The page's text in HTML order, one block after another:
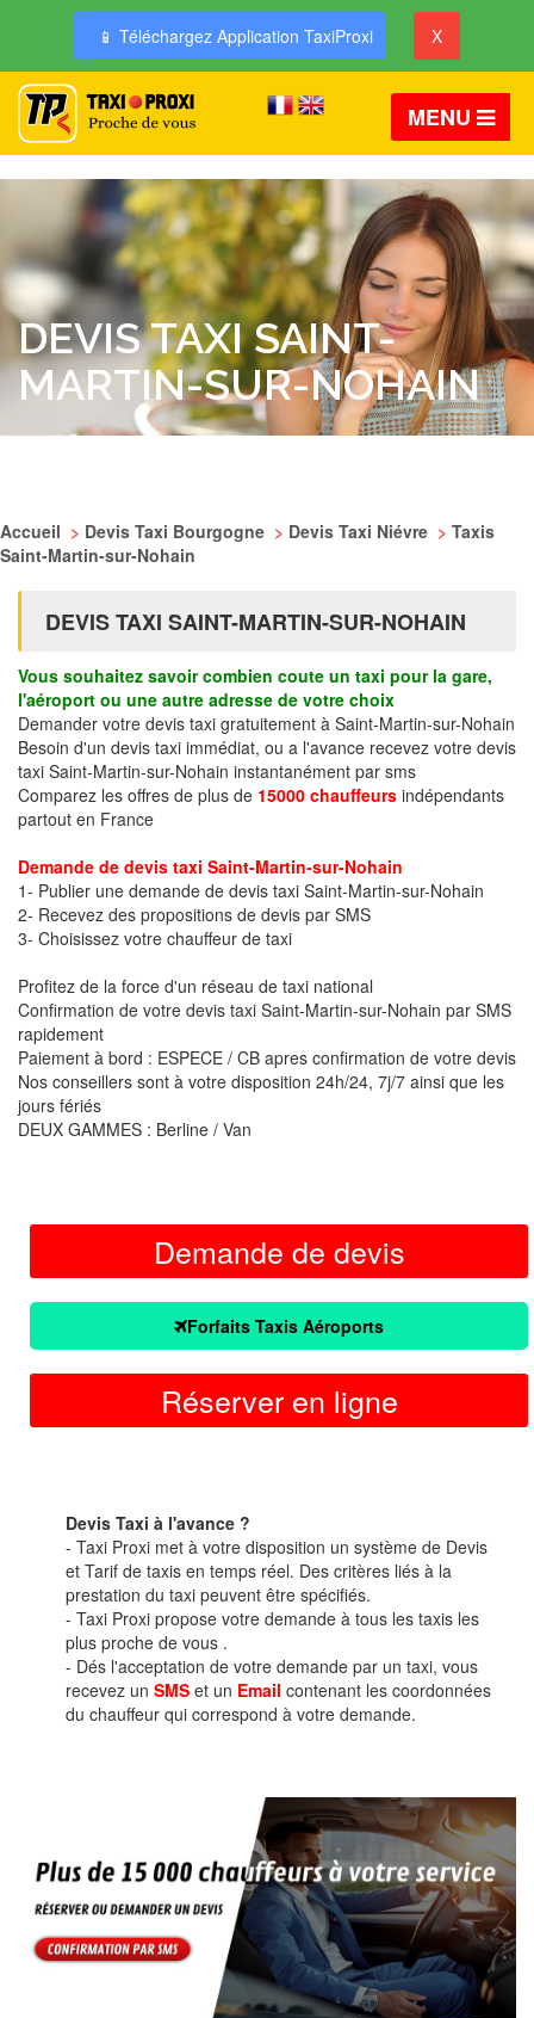
📱 Téléchargez Application TaxiProxi X
MENU
DEVIS TAXI SAINT-
MARTIN-SUR-NOHAIN
Accueil > Devis Taxi Bourgogne > Devis Taxi Niévre > Taxis
Saint-Martin-sur-Nohain
DEVIS TAXI SAINT-MARTIN-SUR-NOHAIN
Vous souhaitez savoir combien coute un taxi pour la gare,
l'aéroport ou une autre adresse de votre choix
Demander votre devis taxi gratuitement à Saint-Martin-sur-Nohain
Besoin d'un devis taxi immédiat, ou a l'avance recevez votre devis
taxi Saint-Martin-sur-Nohain instantanément par sms
Comparez les offres de plus de 15000 chauffeurs indépendants
partout en France
Demande de devis taxi Saint-Martin-sur-Nohain
1- Publier une demande de devis taxi Saint-Martin-sur-Nohain
2- Recevez des propositions de devis par SMS
3- Choisissez votre chauffeur de taxi
Profitez de la force d'un réseau de taxi national
Confirmation de votre devis taxi Saint-Martin-sur-Nohain par SMS
rapidement
Paiement à bord : ESPECE / CB apres confirmation de votre devis
Nos conseillers sont à votre disposition 24h/24, 7j/7 ainsi que les
jours fériés
DEUX GAMMES : Berline / Van
Demande de devis
Forfaits Taxis Aéroports
Réserver en ligne
Devis Taxi à l'avance ?
- Taxi Proxi met à votre disposition un système de Devis
et Tarif de taxis en temps réel. Des critères liés à la
prestation du taxi peuvent être spécifiés.
- Taxi Proxi propose votre demande à tous les taxis les
plus proche de vous .
- Dés l'acceptation de votre demande par un taxi, vous
recevez un SMS et un Email contenant les coordonnées
du chauffeur qui correspond à votre demande.